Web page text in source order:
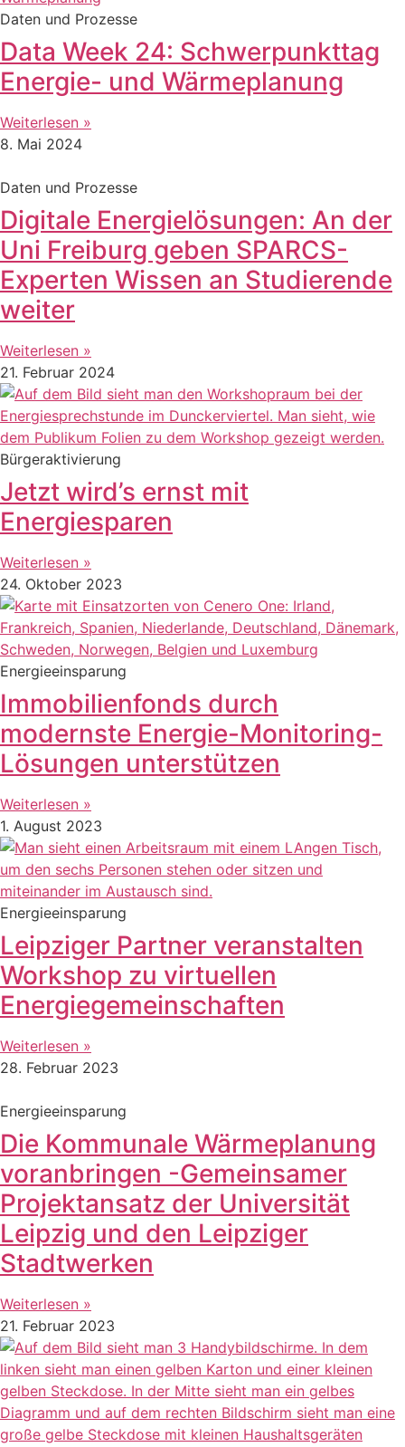
Daten und Prozesse
Data Week 24: Schwerpunkttag
Energie- und Wärmeplanung
Weiterlesen »
8. Mai 2024
Daten und Prozesse
Digitale Energielösungen: An der
Uni Freiburg geben SPARCS-
Experten Wissen an Studierende
weiter
Weiterlesen »
21. Februar 2024
Bürgeraktivierung
Jetzt wird’s ernst mit
Energiesparen
Weiterlesen »
24. Oktober 2023
Energieeinsparung
Immobilienfonds durch
modernste Energie-Monitoring-
Lösungen unterstützen
Weiterlesen »
1. August 2023
Energieeinsparung
Leipziger Partner veranstalten
Workshop zu virtuellen
Energiegemeinschaften
Weiterlesen »
28. Februar 2023
Energieeinsparung
Die Kommunale Wärmeplanung
voranbringen -Gemeinsamer
Projektansatz der Universität
Leipzig und den Leipziger
Stadtwerken
Weiterlesen »
21. Februar 2023